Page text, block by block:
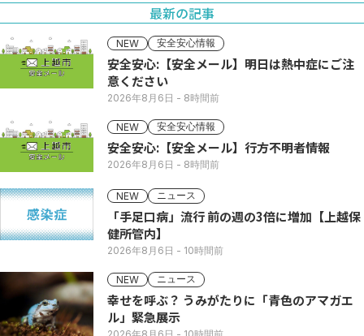
最新の記事
NEW 安全安心情報
安全安心:【安全メール】明日は熱中症にご注
意ください
2026年8月6日 - 8時間前
NEW 安全安心情報
安全安心:【安全メール】行方不明者情報
2026年8月6日 - 8時間前
NEW ニュース
「手足口病」流行 前の週の3倍に増加【上越保
健所管内】
2026年8月6日 - 10時間前
NEW ニュース
幸せを呼ぶ？ うみがたりに「青色のアマガエ
ル」緊急展示